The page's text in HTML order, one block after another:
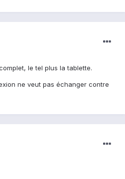
le tel plus la tablette.
ne veut pas échanger contre